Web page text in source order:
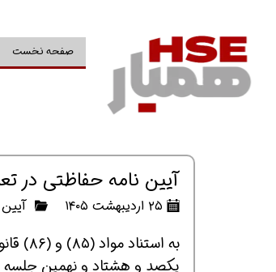
صفحه نخست
آیین نامه حفاظتی در
۲۵ اردیبهشت ۱۴۰۵
به